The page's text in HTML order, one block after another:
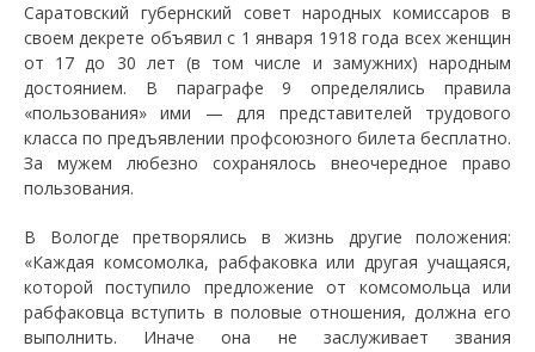
Саратовский губернский совет народных комиссаров в
своем декрете объявил с 1 января 1918 года всех женщин
от 17 до 30 лет (в том числе и замужних) народным
достоянием. В параграфе 9 определялись правила
«пользования» ими — для представителей трудового
класса по предъявлении профсоюзного билета бесплатно.
За мужем любезно сохранялось внеочередное право
пользования.
В Вологде претворялись в жизнь другие положения:
«Каждая комсомолка, рабфаковка или другая учащаяся,
которой поступило предложение от комсомольца или
рабфаковца вступить в половые отношения, должна его
выполнить. Иначе она не заслуживает звания